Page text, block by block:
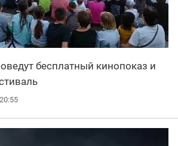
бесплатный кинопоказ и